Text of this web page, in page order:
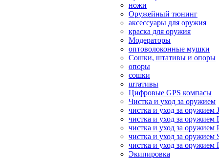
ножи
Оружейный тюнинг
аксессуары для оружия
краска для оружия
Модераторы
оптоволоконные мушки
Сошки, штативы и опоры
опоры
сошки
штативы
Цифровые GPS компасы
Чистка и уход за оружием
чистка и уход за оружием
чистка и уход за оружием
чистка и уход за оружием
чистка и уход за оружием
чистка и уход за
Экипировка